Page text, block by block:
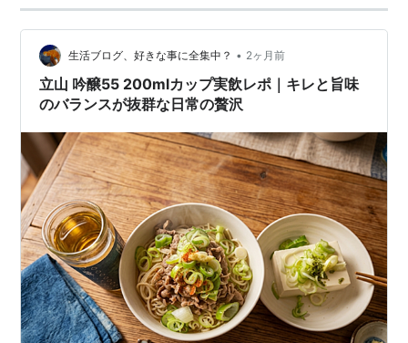
上記のお酒を吟醸酒と呼ぶ。
特徴
果物のような香（吟醸香）が特徴
歴史
昭和５０年代に、広島杜氏によって「ＹＫ35仕込
み」という技法が編み出される。
Yは酒米の「山田錦」のY
Kは「熊本酵母」
35は精米歩合35％
これが最初の大吟醸である。
生活ブログ、好きな事に全集中？ • 2ヶ月前
立山 吟醸55 200mlカップ実飲レポ｜キレと旨味
のバランスが抜群な日常の贅沢